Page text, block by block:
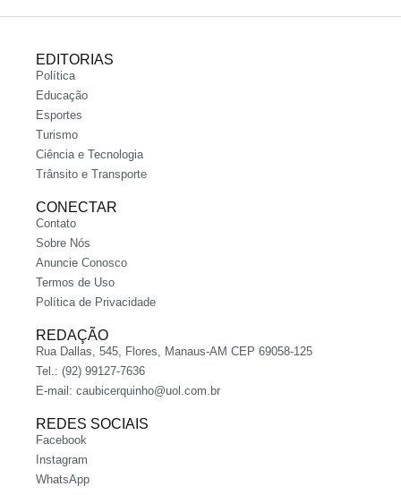
EDITORIAS
Política
Educação
Esportes
Turismo
Ciência e Tecnologia
Trânsito e Transporte
CONECTAR
Contato
Sobre Nós
Anuncie Conosco
Termos de Uso
Política de Privacidade
REDAÇÃO
Rua Dallas, 545, Flores, Manaus-AM CEP 69058-125
Tel.: (92) 99127-7636
E-mail: caubicerquinho@uol.com.br
REDES SOCIAIS
Facebook
Instagram
WhatsApp